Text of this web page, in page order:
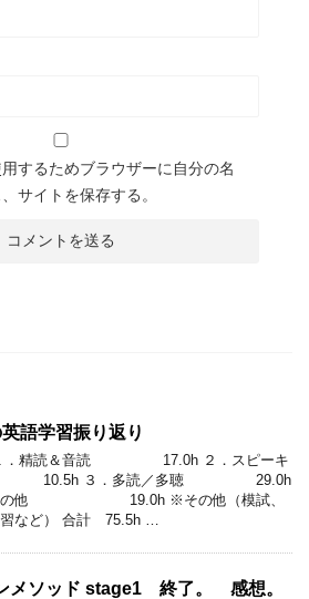
するためブラウザーに自分の名
サイトを保存する。
語学習振り返り
．精読＆音読 17.0h ２．スピーキ
10.5h ３．多読／多聴 29.0h
の他 19.0h ※その他（模試、
など） 合計 75.5h …
メソッド stage1 終了。 感想。